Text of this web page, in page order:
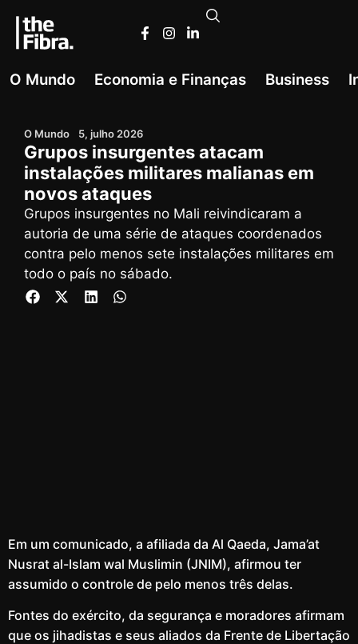
O Mundo Economia e Finanças Business
O Mundo 5, julho 2026
Grupos insurgentes atacam
instalações militares malianas em
novos ataques
Grupos insurgentes no Mali reivindicaram a
autoria de uma série de ataques coordenados
contra pelo menos sete instalações militares em
todo o país no sábado.
Em um comunicado, a afiliada da Al Qaeda, Jama’at
Nusrat al-Islam wal Muslimin (JNIM), afirmou ter
assumido o controle de pelo menos três delas.
Fontes do exército, da segurança e moradores afirmam
que os jihadistas e seus aliados da Frente de Libertação